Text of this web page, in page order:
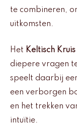
te combineren,
uitkomsten.
Het Keltisch Kruis
diepere vragen
speelt daarbij
een verborgen
en het trekken
intuïtie.